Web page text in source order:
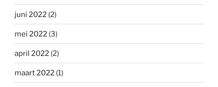
juni 2022 (2)
mei 2022 (3)
april 2022 (2)
maart 2022 (1)